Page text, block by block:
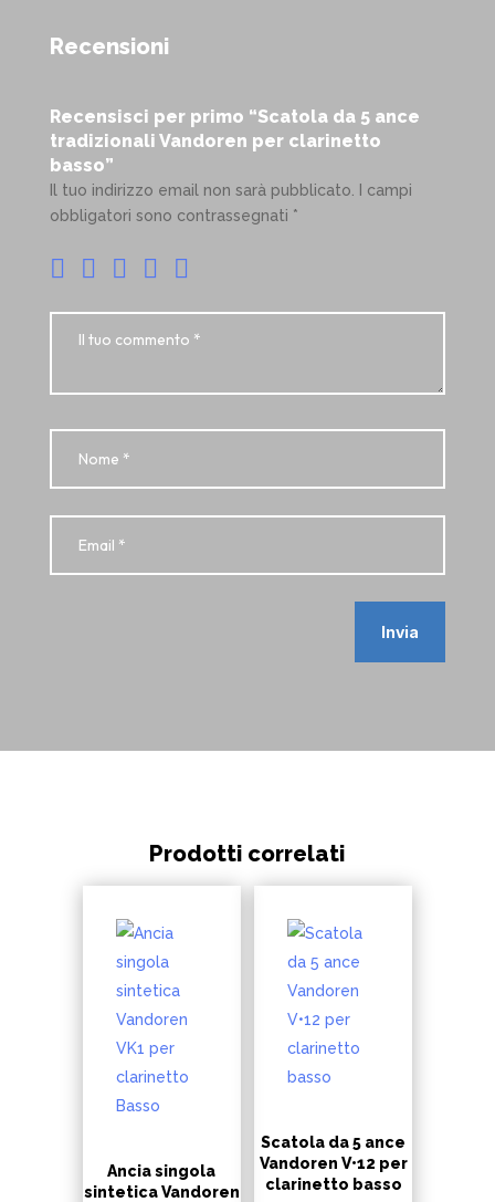
Recensioni
Recensisci per primo “Scatola da 5 ance
tradizionali Vandoren per clarinetto
basso”
Il tuo indirizzo email non sarà pubblicato.
I campi
obbligatori sono contrassegnati *
Invia
Prodotti correlati
Ancia singola
sintetica Vandoren
Scatola da 5 ance
Vandoren V•12 per
clarinetto basso